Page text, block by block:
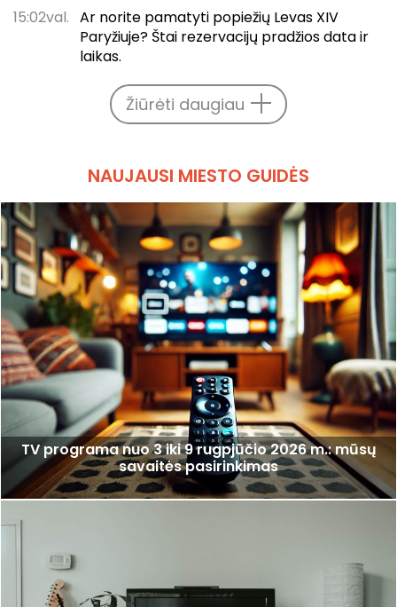
15:02val. Ar norite pamatyti popiežių Levas XIV
Paryžiuje? Štai rezervacijų pradžios data ir
laikas.
Žiūrėti daugiau
NAUJAUSI MIESTO GUIDĖS
TV programa nuo 3 iki 9 rugpjūčio 2026 m.: mūsų
savaitės pasirinkimas